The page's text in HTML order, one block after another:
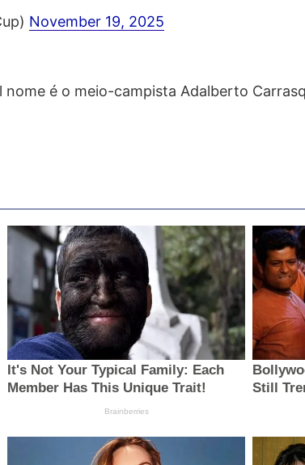
November 19, 2025
é o meio-campista Adalberto